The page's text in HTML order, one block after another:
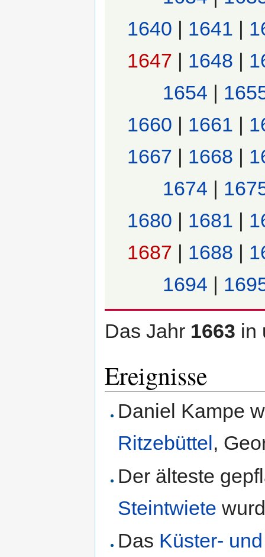
1640 | 1641 |
1647 | 1648 |
1654 |
1660 | 1661 |
1667 | 1668 |
1674 |
1680 | 1681 |
1687 | 1688 |
1694 |
Das Jahr 1663 in
Ereignisse
Daniel Kampe
Ritzebüttel,
Der älteste
Steintwiete
Das Küster-